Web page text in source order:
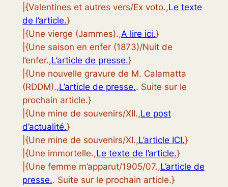
|{Valentines et autres vers/Ex voto.,Le texte
de l’article.}
|{Une vierge (Jammes).,A lire ici.}
|{Une saison en enfer (1873)/Nuit de
l’enfer.,L’article de presse.}
|{Une nouvelle gravure de M. Calamatta
(RDDM).,L’article de presse.. Suite sur le
prochain article.}
|{Une mine de souvenirs/XII.,Le post
d’actualité.}
|{Une mine de souvenirs/XI.,L’article ICI.}
|{Une immortelle.,Le texte de l’article.}
|{Une femme m’apparut/1905/07.,L’article de
presse.. Suite sur le prochain article.}